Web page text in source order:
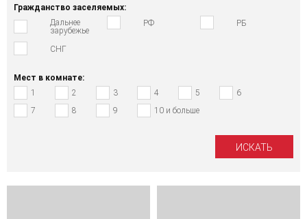
Гражданство заселяемых:
Дальнее
зарубежье
РФ РБ
СНГ
Мест в комнате:
1
2 3 4 5
6
7
8 9 10 и больше